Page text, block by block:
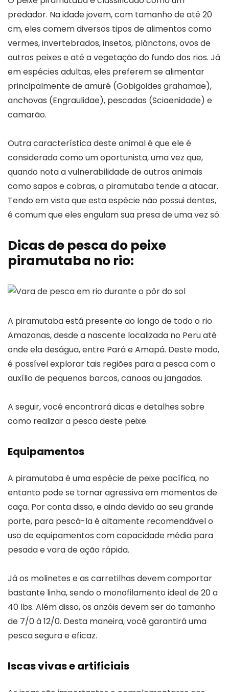
predador. Na idade jovem, com tamanho de até 20
cm, eles comem diversos tipos de alimentos como
vermes, invertebrados, insetos, plânctons, ovos de
outros peixes e até a vegetação do fundo dos rios. Já
em espécies adultas, eles preferem se alimentar
principalmente de amuré (Gobigoides grahamae),
anchovas (Engraulidae), pescadas (Sciaenidade) e
camarão.
Outra característica deste animal é que ele é
considerado como um oportunista, uma vez que,
quando nota a vulnerabilidade de outros animais
como sapos e cobras, a piramutaba tende a atacar.
Tendo em vista que esta espécie não possui dentes,
é comum que eles engulam sua presa de uma vez só.
Dicas de pesca do peixe
piramutaba no rio:
A piramutaba está presente ao longo de todo o rio
Amazonas, desde a nascente localizada no Peru até
onde ela deságua, entre Pará e Amapá. Deste modo,
é possível explorar tais regiões para a pesca com o
auxílio de pequenos barcos, canoas ou jangadas.
A seguir, você encontrará dicas e detalhes sobre
como realizar a pesca deste peixe.
Equipamentos
A piramutaba é uma espécie de peixe pacífica, no
entanto pode se tornar agressiva em momentos de
caça. Por conta disso, e ainda devido ao seu grande
porte, para pescá-la é altamente recomendável o
uso de equipamentos com capacidade média para
pesada e vara de ação rápida.
Já os molinetes e as carretilhas devem comportar
bastante linha, sendo o monofilamento ideal de 20 a
40 lbs. Além disso, os anzóis devem ser do tamanho
de 7/0 à 12/0. Desta maneira, você garantirá uma
pesca segura e eficaz.
Iscas vivas e artificiais